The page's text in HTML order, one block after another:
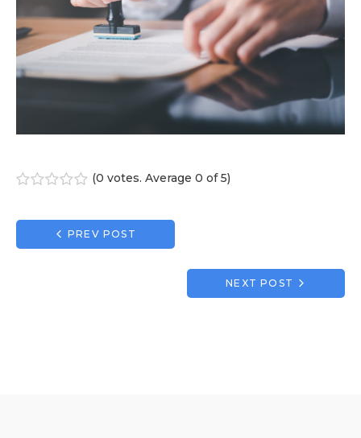
(0 votes. Average 0 of 5)
Navigation
de
PREV POST
NEXT POST